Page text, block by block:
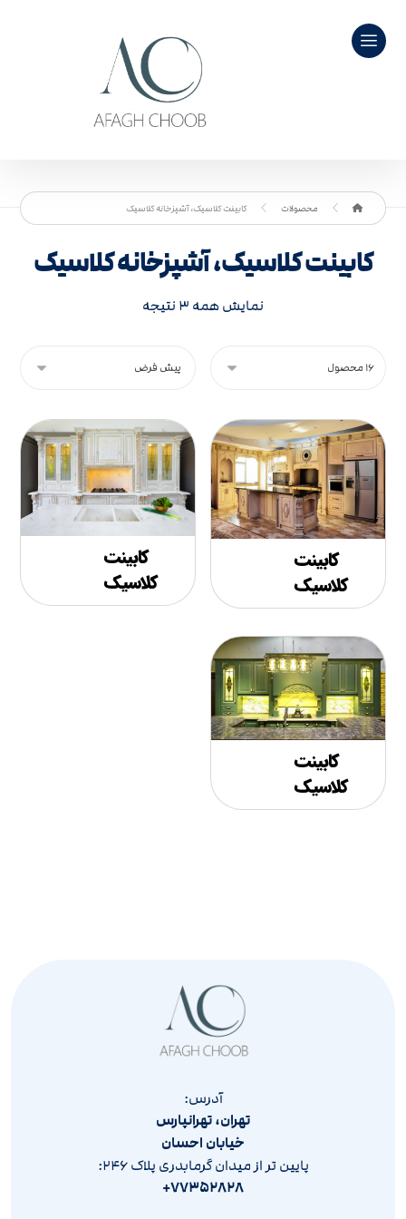
محصولات کابینت کلاسیک، آشپزخانه کلاسیک
کابینت کلاسیک، آشپزخانه کلاسیک
نمایش همه ۳ نتیجه
کابینت
کلاسیک
کابینت
کلاسیک
کابینت
کلاسیک
آدرس:
تهران، تهرانپارس
خیابان احسان
پایین تر از میدان گرمابدری پلاک ۲۴۶:
۷۷۳۵۲۸۲۸+